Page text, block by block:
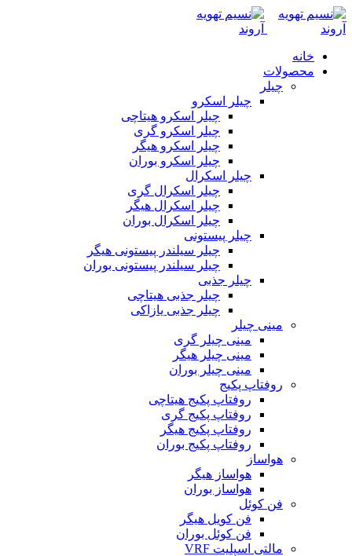
خانه
محصولات
چیلر
چیلر اسکرو
چیلر اسکرو هیتاچی
چیلر اسکرو گری
چیلر اسکرو هیگر
چیلر اسکرو بوران
چیلر اسکرال
چیلر اسکرال گری
چیلر اسکرال هیگر
چیلر اسکرال بوران
چیلر پیستونی
چیلر سیلندر پیستونی هیگر
چیلر سیلندر پیستونی بوران
چیلر جذبی
چیلر جذبی هیتاچی
چیلر جذبی یازاکی
مینی چیلر
مینی چیلر گری
مینی چیلر هیگر
مینی چیلر بوران
روفتاپ پکیج
روفتاپ پکیج هیتاچی
روفتاپ پکیج گری
روفتاپ پکیج هیگر
روفتاپ پکیج بوران
هواساز
هواساز هیگر
هواساز بوران
فن کوئل
فن کویل هیگر
فن کوئل بوران
مالتی اسپلیت VRF